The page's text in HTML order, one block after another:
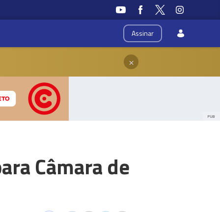
Assinar
×
PUB
Câmara de